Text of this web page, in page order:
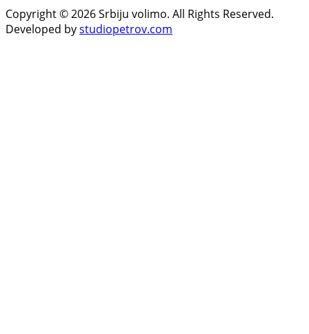
Copyright © 2026 Srbiju volimo. All Rights Reserved.
Developed bystudiopetrov.com